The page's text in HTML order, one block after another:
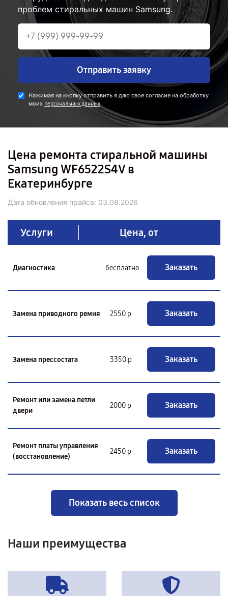
проблем стиральных машин Samsung.
Отправить заявку
Нажимая на кнопку отправить я даю свое согласие на обработку
моих персональных данных.
Цена ремонта стиральной машины
Samsung WF6522S4V в
Екатеринбурге
Дата обновления прайса: 03.08.2026
Услуги Цена, от
Диагностика бесплатно Заказать
Замена приводного ремня 2550 р Заказать
Замена прессостата 3350 р Заказать
Ремонт или замена петли
двери
2000 р Заказать
Ремонт платы управления
(восстановление)
2450 р Заказать
Показать весь список
Наши преимущества